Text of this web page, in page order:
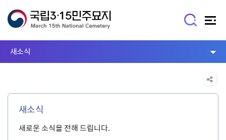
새소식
새소식
새로운 소식을 전해 드립니다.